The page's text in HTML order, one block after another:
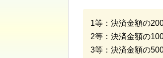
1等：決済金額の
2等：決済金額の
3等：決済金額の